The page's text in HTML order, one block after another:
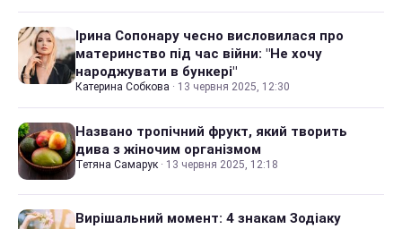
Ірина Сопонару чесно висловилася про
материнство під час війни: "Не хочу
народжувати в бункері"
Катерина Собкова · 13 червня 2025, 12:30
Названо тропічний фрукт, який творить
дива з жіночим організмом
Тетяна Самарук · 13 червня 2025, 12:18
Вирішальний момент: 4 знакам Зодіаку